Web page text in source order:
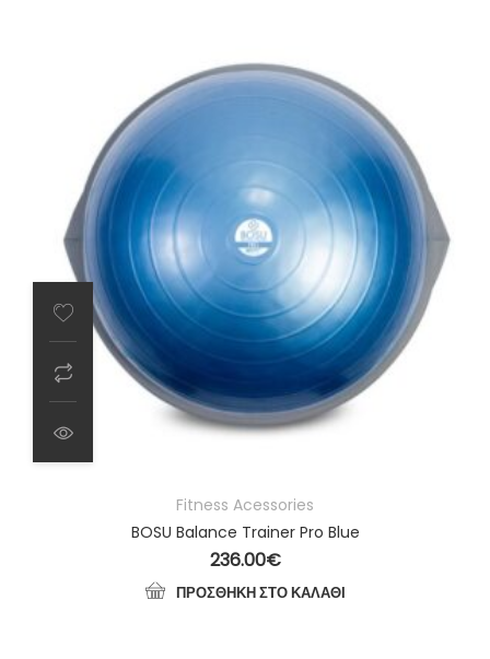
Fitness Acessories
BOSU Balance Trainer Pro Blue
236.00€
ΠΡΟΣΘΉΚΗ ΣΤΟ ΚΑΛΆΘΙ